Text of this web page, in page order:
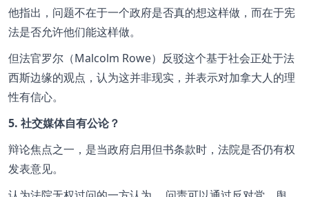
他指出，问题不在于一个政府是否真的想这样做，而在于宪
法是否允许他们能这样做。
但法官罗尔（Malcolm Rowe）反驳这个基于社会正处于法
西斯边缘的观点，认为这并非现实，并表示对加拿大人的理
性有信心。
5. 社交媒体自有公论？
辩论焦点之一，是当政府启用但书条款时，法院是否仍有权
发表意见。